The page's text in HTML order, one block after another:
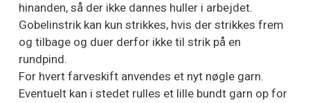
hinanden, så der ikke dannes huller i arbejdet.
Gobelinstrik kan kun strikkes, hvis der strikkes frem
og tilbage og duer derfor ikke til strik på en
rundpind.
For hvert farveskift anvendes et nyt nøgle garn.
Eventuelt kan i stedet rulles et lille bundt garn op for